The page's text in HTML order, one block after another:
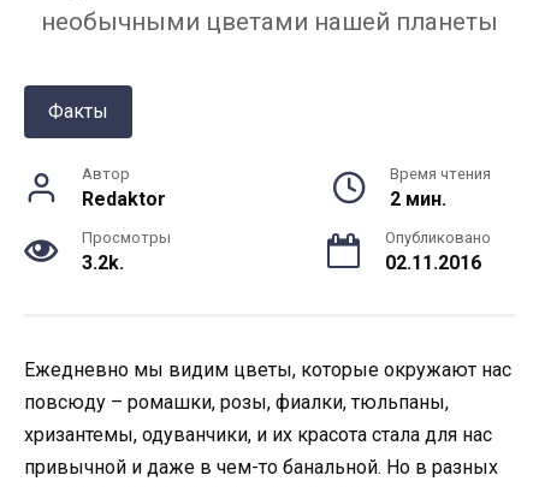
необычными цветами нашей планеты
Факты
Автор
Redaktor
Время чтения
2 мин.
Просмотры
3.2k.
Опубликовано
02.11.2016
Ежедневно мы видим цветы, которые окружают нас
повсюду – ромашки, розы, фиалки, тюльпаны,
хризантемы, одуванчики, и их красота стала для нас
привычной и даже в чем-то банальной. Но в разных